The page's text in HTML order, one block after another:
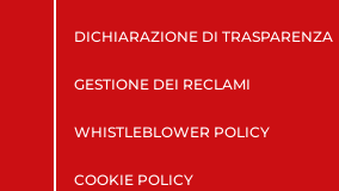
DICHIARAZIONE DI TRASPARENZA
GESTIONE DEI RECLAMI
WHISTLEBLOWER POLICY
COOKIE POLICY